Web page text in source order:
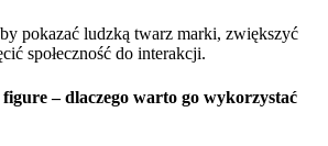
pokazać ludzką twarz marki, zwiększyć
społeczność do interakcji.
– dlaczego warto go wykorzystać